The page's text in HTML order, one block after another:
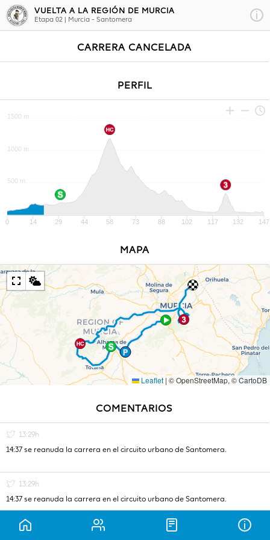
VUELTA A LA REGIÓN DE MURCIA
Etapa 02 | Murcia - Santomera
CARRERA CANCELADA
PERFIL
1500 m
1000 m
500 m
0 14 29 44 58 73 88 102 117 132 147
MAPA
P
Leaflet | © OpenStreetMap, © CartoDB
COMENTARIOS
13:29h
14:37 se reanuda la carrera en el circuito urbano de Santomera.
13:29h
14:37 se reanuda la carrera en el circuito urbano de Santomera.
12:05h